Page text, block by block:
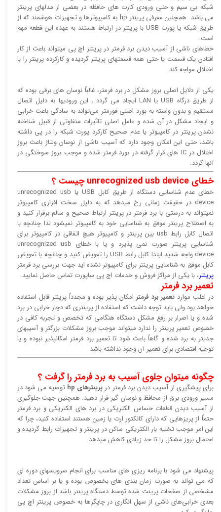
شبکه بی سیم و حتی ورودی کارت های حافظه در بعضی از مدلهای پرینتر
می باشد. همچنین معرفی پرینتر hp به کامپیوترها و تجهیزات هوشمند که از
طریق شبکه یا پورت USB با پرینتر در ارتباط هستند به عهده این قطعه مهم
است.
خطاهای ناشی از آسیب دیدن برد فرمتر در پرینتر اچ پی میتواند باعث از کار
افتادن یک قسمت یا حتی همه قسمتهای پرینتر گردیده و کارکرده پرینتر را با
اختلال مواجه کند.
یکی از دلایل اصلی بروز مشکل در برد فرمتر، غالباً نوسان های برقی بوده که
از طریق درگاه USB یا LAN ایجاد می گردد ، این ورودیها به دلیل اتصال
مستقیم و بدون واسته به بورد اصلی فورمتر می‌تواند به سادگی باعث خرابی
و ایجاد مشکل در آن شده و عامل اصلی تاثیرات متفاوتی از قبیل شناخته
نشدن پرینتر در کامپیوتر یا عدم صحیح کارکرد پورت شبکه را در پی داشته
باشد، حتی این امکان وجود دارد که آسیب ناشی از نوسان ولتاژ باعث بروز
اختلال در IC های قرار گرفته در بورد فرمتر شده و موجب بروز سوختگی در
آنها گردد.
خطای unrecognized usb device چیست ؟
خطای عدم شناسایی دستگاه از طریق کابل USB یا unrecognized usb
device در حقیقت زمانی رخ میدهد که به دلیل سخت افزاری کامپیوتر
نمیتواند به درستی با برد فرمتر در پرینتر ارتباط صحیح و سالم برقرار کنید و
به اصطلاح پرینتر موفق به شناسایی خود به کامپیوتر نمیشود لذا چنانچه با
اتصال کابل رابط usb بین پرینتر و کامپیوتر هیچ اتفاقی در کامپیوتر برای
شناسایی پرینتر صورت نمی پذیرد و یا با خطای unrecognized usb
device واجه شدید ابتدا کابل رابط USB را تعویض کنید و چنانچه با تعویض
کابل موفق به شناسایی پرینتر برای کامپیوتر نشده اید جهت بررسی برد فرمتر
پرینتر، با یکی از مراکز فروش و خدمات اچ پی ساپورت تماس حاصل نمایید.
تعمیر برد فرمتر
در اغلب موارد تعمیر برد فرمتر امکان پذیر بوده و مجدداٌ پرینتر قابل استفاده
خواهد بود ولی باید توجه داشت که استفاده از پرینتری که دچار خرابی در برد
شده و یا اصرار بر رفع مشکل دستگاه هنگامی که تخصص و تجربه کافی در
خصوص تعمیر پرینتر را ندارد میتواند موجب بروز مشکلات بزرگتر و آسیبهای
جدیتر به برد شده و گاهاً باعث شود تا تعمیر برد فرمتر امکانپذیر نبوده و یا
توجیه اقتصادی برای تعمیر آن وجود نداشته باشد
چگونه میتوان جلوی آسیب به برد فرمتر را گرفت ؟
برای پیشگیری از آسیب دیدن برد فرمتر در پرینترهای hp
توصیه می شود در
مسیر ورودی برق از محافظ و نوسان گیر قرار دهید. همچنین جهت جلوگیری
از آسیب دیدن قطعات حساس الکتریکی در برد های الکتریکی و برد فرمتر
حتماٌ از پریزهایی که دارای کانکتور ارت یا زمین هستند استفاده کنید، چرا که
این امر موجب تخلیه بار الکتریکی ساکن در پرینتر و تجهیزات رابط گردیده و
احتمال بروز مشکل را تا حد زیادی کاهش میدهد.
پیشنهاد می شود با برنامه ریزی های مناسب برای انجام سرویسهای دوره ای
که می تواند به صورت زمان بندی های بخصوص بوده و یا بر اساس تعداد
مشخصی از صفحات پرینت شده توسط دستگاه پرینتر باشد از بروز مشکلات
بعدی خرابی‌های ناشی از سهل انگاری در چاپگرها به خصوص پرینتر اچ پی